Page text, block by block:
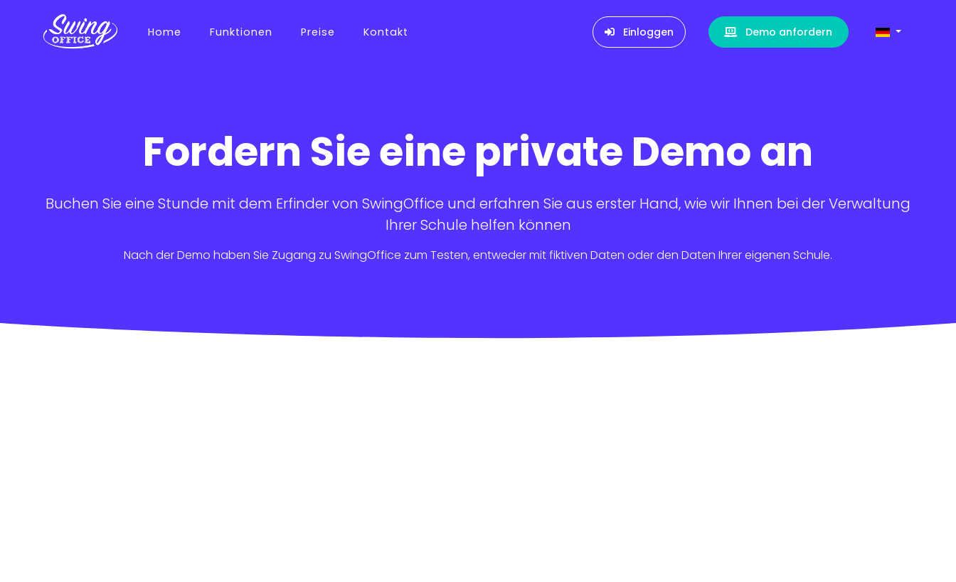
Home Funktionen Preise Kontakt Einloggen Demo anfordern
Fordern Sie eine private Demo an
Buchen Sie eine Stunde mit dem Erfinder von SwingOffice und erfahren Sie aus erster Hand, wie wir Ihnen bei der Verwaltung
Ihrer Schule helfen können
Nach der Demo haben Sie Zugang zu SwingOffice zum Testen, entweder mit fiktiven Daten oder den Daten Ihrer eigenen Schule.